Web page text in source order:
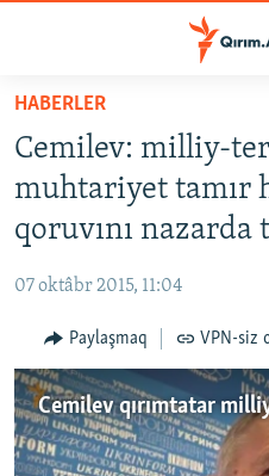
Esas
qaytmaq
Baş
qaytmaq
Qıdıruvğa
HABERLER
SİYASET
İQTİSADİYAT
MEDENİYET
İNSAN AQLARI
VİDEO
SÜRET
BLOGLAR
HABERLER
Cemilev: milliy-
muhtariyet tamır
qoruvını nazarda
07 oktâbr 2015, 11:04
Paylaşmaq VPN-siz